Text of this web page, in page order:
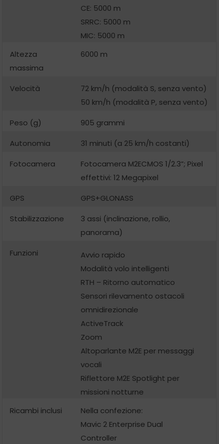
CE: 5000 m
SRRC: 5000 m
MIC: 5000 m
Altezza
massima
6000 m
Velocità
72 km/h (modalità S, senza vento)
50 km/h (modalità P, senza vento)
Peso (g)
905 grammi
Autonomia
31 minuti (a 25 km/h costanti)
Fotocamera
Fotocamera M2ECMOS 1/2.3”; Pixel
effettivi: 12 Megapixel
GPS
GPS+GLONASS
Stabilizzazione
3 assi (inclinazione, rollio,
panorama)
Funzioni
Avvio rapido
Modalità volo intelligenti
RTH – Ritorno automatico
Sensori rilevamento ostacoli
omnidirezionale
ActiveTrack
Zoom
Altoparlante M2E per messaggi
vocali
Riflettore M2E Spotlight per
missioni notturne
Ricambi inclusi
Nella confezione:
Mavic 2 Enterprise Dual
Controller